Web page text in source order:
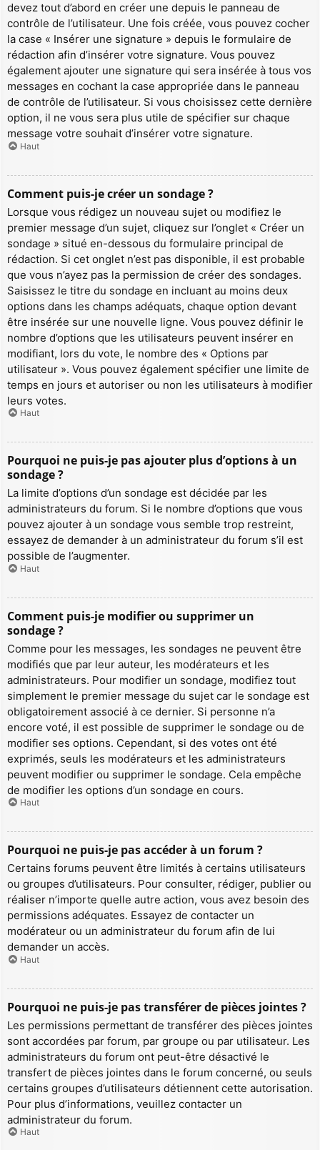
devez tout d’abord en créer une depuis le panneau de
contrôle de l’utilisateur. Une fois créée, vous pouvez cocher
la case « Insérer une signature » depuis le formulaire de
rédaction afin d’insérer votre signature. Vous pouvez
également ajouter une signature qui sera insérée à tous vos
messages en cochant la case appropriée dans le panneau
de contrôle de l’utilisateur. Si vous choisissez cette dernière
option, il ne vous sera plus utile de spécifier sur chaque
message votre souhait d’insérer votre signature.
Haut
Comment puis-je créer un sondage ?
Lorsque vous rédigez un nouveau sujet ou modifiez le
premier message d’un sujet, cliquez sur l’onglet « Créer un
sondage » situé en-dessous du formulaire principal de
rédaction. Si cet onglet n’est pas disponible, il est probable
que vous n’ayez pas la permission de créer des sondages.
Saisissez le titre du sondage en incluant au moins deux
options dans les champs adéquats, chaque option devant
être insérée sur une nouvelle ligne. Vous pouvez définir le
nombre d’options que les utilisateurs peuvent insérer en
modifiant, lors du vote, le nombre des « Options par
utilisateur ». Vous pouvez également spécifier une limite de
temps en jours et autoriser ou non les utilisateurs à modifier
leurs votes.
Haut
Pourquoi ne puis-je pas ajouter plus d’options à un
sondage ?
La limite d’options d’un sondage est décidée par les
administrateurs du forum. Si le nombre d’options que vous
pouvez ajouter à un sondage vous semble trop restreint,
essayez de demander à un administrateur du forum s’il est
possible de l’augmenter.
Haut
Comment puis-je modifier ou supprimer un
sondage ?
Comme pour les messages, les sondages ne peuvent être
modifiés que par leur auteur, les modérateurs et les
administrateurs. Pour modifier un sondage, modifiez tout
simplement le premier message du sujet car le sondage est
obligatoirement associé à ce dernier. Si personne n’a
encore voté, il est possible de supprimer le sondage ou de
modifier ses options. Cependant, si des votes ont été
exprimés, seuls les modérateurs et les administrateurs
peuvent modifier ou supprimer le sondage. Cela empêche
de modifier les options d’un sondage en cours.
Haut
Pourquoi ne puis-je pas accéder à un forum ?
Certains forums peuvent être limités à certains utilisateurs
ou groupes d’utilisateurs. Pour consulter, rédiger, publier ou
réaliser n’importe quelle autre action, vous avez besoin des
permissions adéquates. Essayez de contacter un
modérateur ou un administrateur du forum afin de lui
demander un accès.
Haut
Pourquoi ne puis-je pas transférer de pièces jointes ?
Les permissions permettant de transférer des pièces jointes
sont accordées par forum, par groupe ou par utilisateur. Les
administrateurs du forum ont peut-être désactivé le
transfert de pièces jointes dans le forum concerné, ou seuls
certains groupes d’utilisateurs détiennent cette autorisation.
Pour plus d’informations, veuillez contacter un
administrateur du forum.
Haut